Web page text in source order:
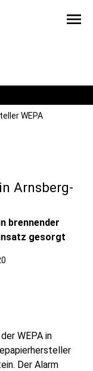
menu
WEPA
Arnsberg-
brennender
gesorgt
WEPA in
Der Alarm